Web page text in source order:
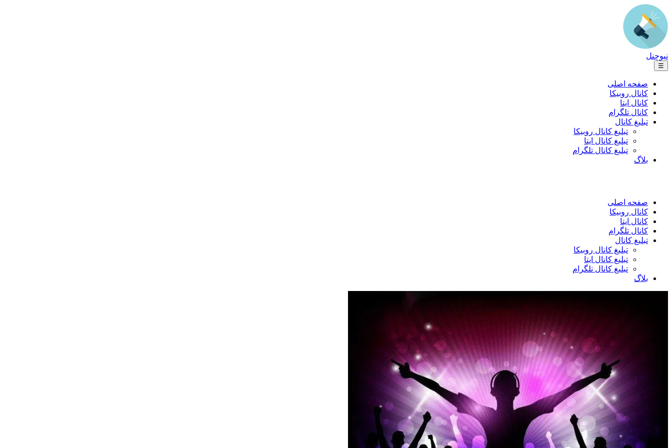
نیوچنل
☰
صفحه اصلی
کانال روبیکا
کانال ایتا
کانال تلگرام
تبلیغ کانال
تبلیغ کانال روبیکا
تبلیغ کانال ایتا
تبلیغ کانال تلگرام
بلاگ
صفحه اصلی
کانال روبیکا
کانال ایتا
کانال تلگرام
تبلیغ کانال
تبلیغ کانال روبیکا
تبلیغ کانال ایتا
تبلیغ کانال تلگرام
بلاگ